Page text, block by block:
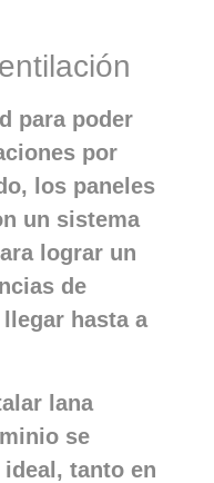
para poder
por
los paneles
un sistema
lograr un
de
hasta a
lana
se
tanto en